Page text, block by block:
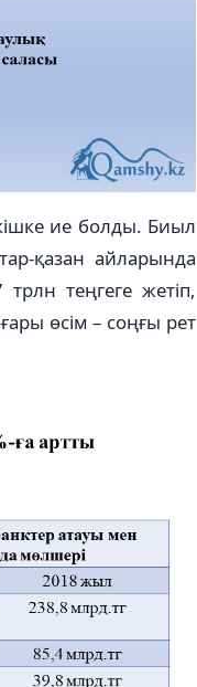
ие болды. Биыл
қазан айларында
теңгеге жетіп,
өсім – соңғы рет